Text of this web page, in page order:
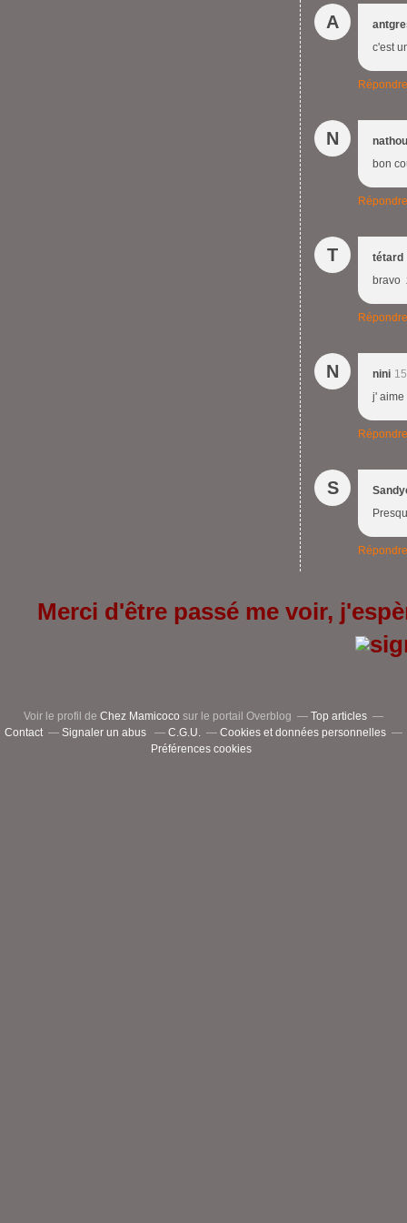
A
c'est
Répondre
N
bon
Répondre
T
tétard
bravo
Répondre
N nini
j' aime
Répondre
S
Répondre
Merci d'être passé me voir,
Voir le profil de Chez Mamicoco sur le portail Overblog
Top articles
Contact
Signaler un abus C.G.U.
Cookies et données personnelles
Préférences cookies